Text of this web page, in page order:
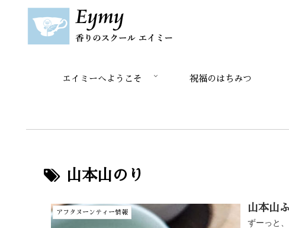
エイミーへようこそ 祝福のはちみつ
山本山のり
アフタヌーンティー情報 山本山
ずーっと